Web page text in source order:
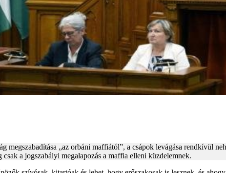
megszabadítása „az orbáni maffiától”, a csápok levágása rendkívül
csak a jogszabályi megalapozás a maffia elleni küzdelemnek.